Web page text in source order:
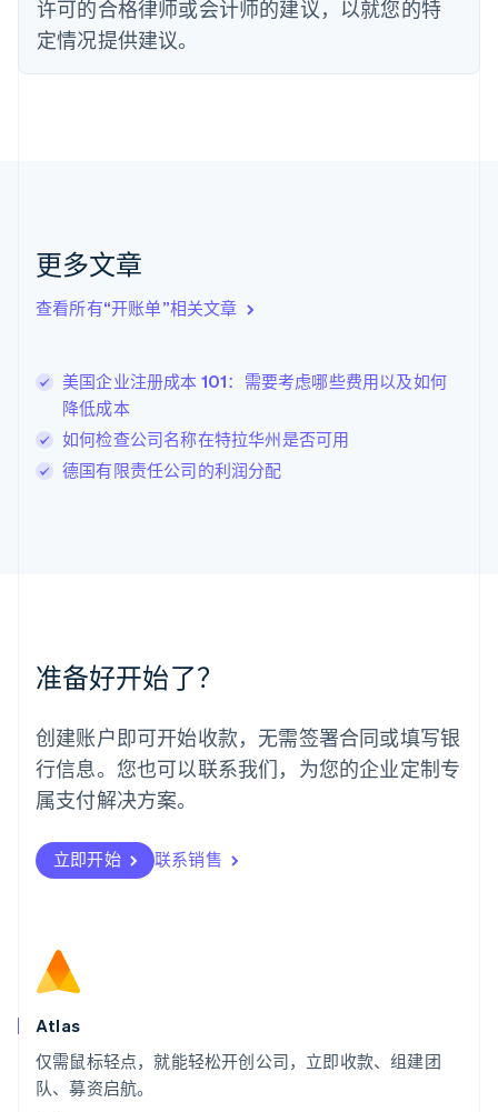
许可的合格律师或会计师的建议，以就您的特
定情况提供建议。
更多文章
查看所有“开账单”相关文章
美国企业注册成本 101：需要考虑哪些费用以及如何
降低成本
如何检查公司名称在特拉华州是否可用
德国有限责任公司的利润分配
准备好开始了？
创建账户即可开始收款，无需签署合同或填写银
行信息。您也可以联系我们，为您的企业定制专
属支付解决方案。
立即开始 联系销售
Atlas
仅需鼠标轻点，就能轻松开创公司，立即收款、组建团
队、募资启航。
FrançaisEnglish
芬兰
EnglishSvenska
English Italiano
拉脱维亚
立陶宛
Deutsch English
卢森堡
罗马尼亚
English
挪威
葡萄牙
Português English
日本
日本語English
瑞典
瑞士
DeutschFrançais
English
斯洛文尼亚
泰国
ไทยEnglish
希腊
English